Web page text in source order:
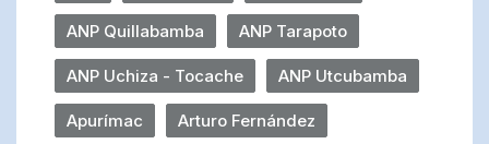
ANP Quillabamba ANP Tarapoto
ANP Uchiza - Tocache ANP Utcubamba
Apurímac Arturo Fernández